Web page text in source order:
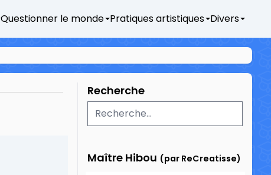
Questionner le monde Pratiques artistiques Divers
Recherche
Maître Hibou (par ReCreatisse)